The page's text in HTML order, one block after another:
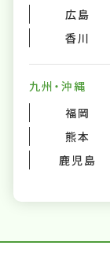
広島
香川
九州・沖縄
福岡
熊本
鹿児島